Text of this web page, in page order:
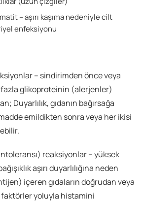
– aşırı kaşıma nedeniyle cilt
enfeksiyonu
– sindirimden önce veya
glikoproteinin (alerjenler)
Duyarlılık, gıdanın bağırsağa
emildikten sonra veya her ikisi
intoleransı) reaksiyonlar – yüksek
aşırı duyarlılığına neden
içeren gıdaların doğrudan veya
yoluyla histamini